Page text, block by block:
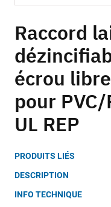
to
the
beginning
of
the
gallery
Raccord
écrou
pour PVC/
UL REP
PRODUITS LIÉS
DESCRIPTION
INFO TECHNIQUE